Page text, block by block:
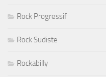
Rock Progressif
Rock Sudiste
Rockabilly